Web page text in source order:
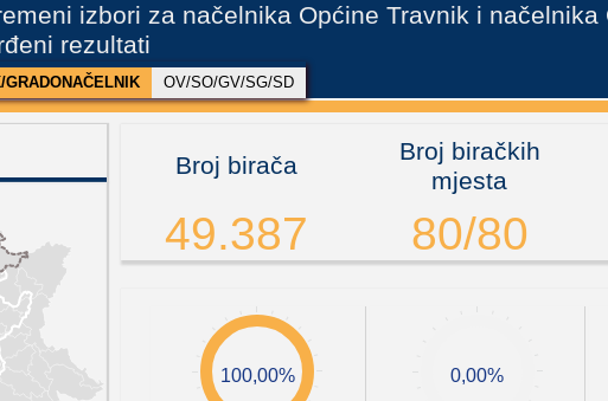
izbori za načelnika Općine Travnik i
rezultati
GRADONAČELNIK OV/SO/GV/SG/SD
Broj birača
Broj biračkih
mjesta
49.387 80/80
100,00% 0,00%